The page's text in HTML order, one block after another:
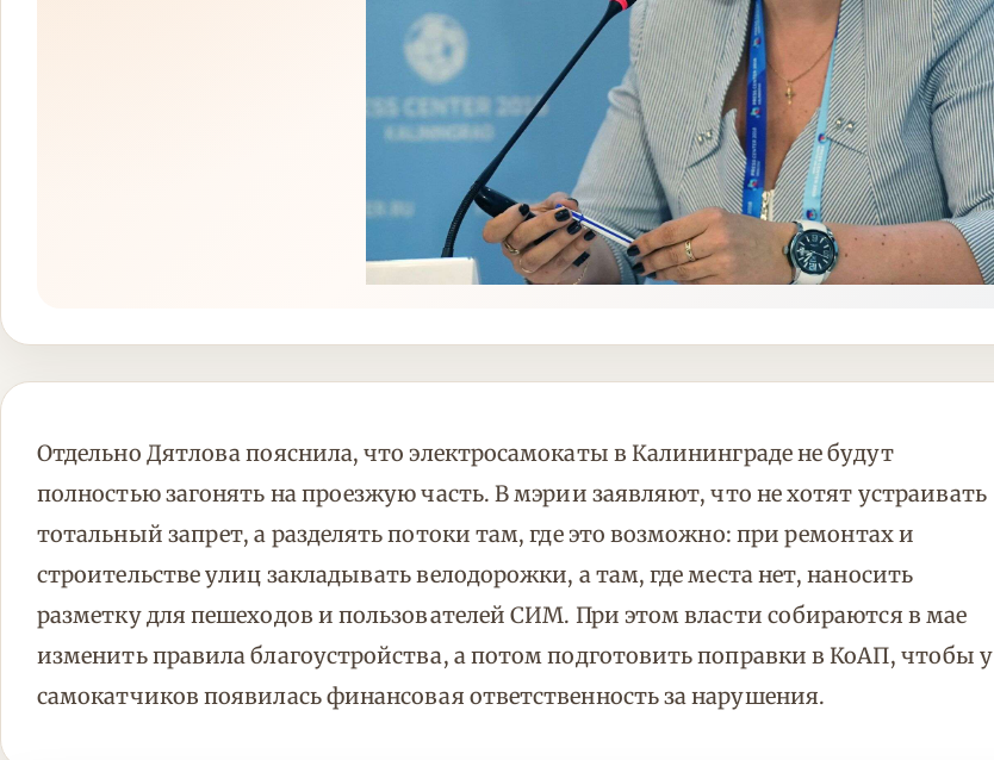
Отдельно Дятлова пояснила, что электросамокаты в Калининграде не будут
полностью загонять на проезжую часть. В мэрии заявляют, что не хотят устраивать
тотальный запрет, а разделять потоки там, где это возможно: при ремонтах и
строительстве улиц закладывать велодорожки, а там, где места нет, наносить
разметку для пешеходов и пользователей СИМ. При этом власти собираются в мае
изменить правила благоустройства, а потом подготовить поправки в КоАП, чтобы у
самокатчиков появилась финансовая ответственность за нарушения.